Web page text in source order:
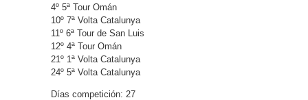
4º 5ª Tour Omán
10º 7ª Volta Catalunya
11º 6ª Tour de San Luis
12º 4ª Tour Omán
21º 1ª Volta Catalunya
24º 5ª Volta Catalunya
Días competición: 27